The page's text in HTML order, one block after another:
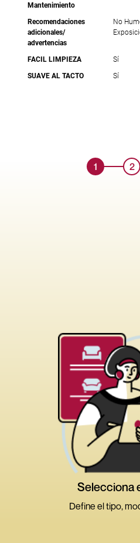
Mantenimiento
Recomendaciones
adicionales/
advertencias
No
FACIL LIMPIEZA
Sí
SUAVE AL TACTO
Sí